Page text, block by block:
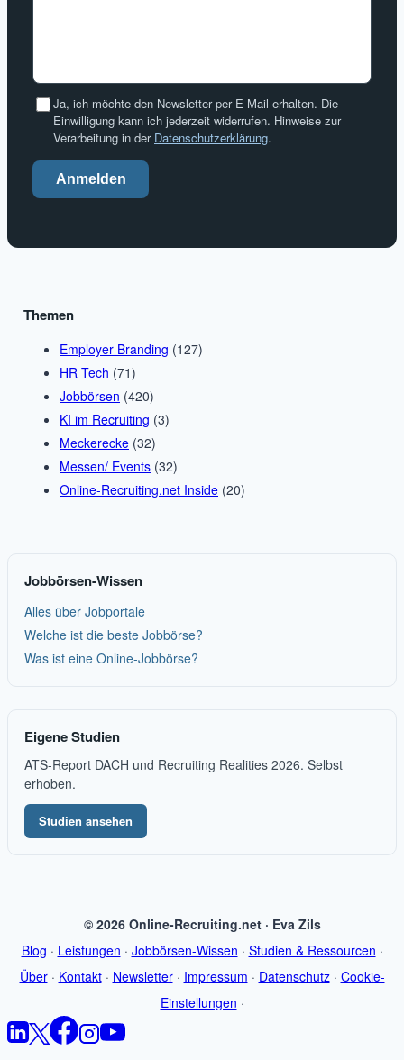
Ja, ich möchte den Newsletter per E-Mail erhalten. Die
Einwilligung kann ich jederzeit widerrufen. Hinweise zur
Verarbeitung in der Datenschutzerklärung.
Anmelden
Themen
Employer Branding (127)
HR Tech (71)
Jobbörsen (420)
KI im Recruiting (3)
Meckerecke (32)
Messen/ Events (32)
Online-Recruiting.net Inside (20)
Jobbörsen-Wissen
Alles über Jobportale
Welche ist die beste Jobbörse?
Was ist eine Online-Jobbörse?
Eigene Studien
ATS-Report DACH und Recruiting Realities 2026. Selbst
erhoben.
Studien ansehen
© 2026 Online-Recruiting.net · Eva Zils
Blog · Leistungen · Jobbörsen-Wissen · Studien & Ressourcen ·
Über· Kontakt· Newsletter· Impressum · Datenschutz· Cookie-
Einstellungen ·